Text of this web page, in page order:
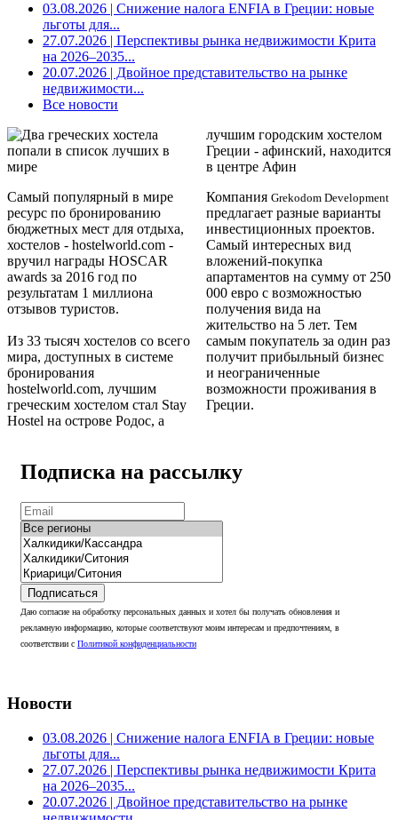
03.08.2026 | Снижение налога ENFIA в Греции: новые
льготы для...
27.07.2026 | Перспективы рынка недвижимости Крита
на 2026–2035...
20.07.2026 | Двойное представительство на рынке
недвижимости...
Все новости
Самый популярный в мире
ресурс по бронированию
бюджетных мест для отдыха,
хостелов - hostelworld.com -
вручил награды HOSCAR
awards за 2016 год по
результатам 1 миллиона
отзывов туристов.
Из 33 тысяч хостелов со всего
мира, доступных в системе
бронирования
hostelworld.com, лучшим
греческим хостелом стал Stay
Hostel на острове Родос, а
лучшим городским хостелом
Греции - афинский, находится
в центре Афин
Компания Grekodom Development
предлагает разные варианты
инвестиционных проектов.
Самый интересных вид
вложений-покупка
апартаментов на сумму от 250
000 евро с возможностью
получения вида на
жительство на 5 лет. Тем
самым покупатель за один раз
получит прибыльный бизнес
и неограниченные
возможности проживания в
Греции.
Подписка на рассылку
Подписаться
Даю согласие на обработку персональных данных и хотел бы получать обновления и
рекламную информацию, которые соответствуют моим интересам и предпочтениям, в
соответствии с Политикой конфиденциальности
Новости
03.08.2026 | Снижение налога ENFIA в Греции: новые
льготы для...
27.07.2026 | Перспективы рынка недвижимости Крита
на 2026–2035...
20.07.2026 | Двойное представительство на рынке